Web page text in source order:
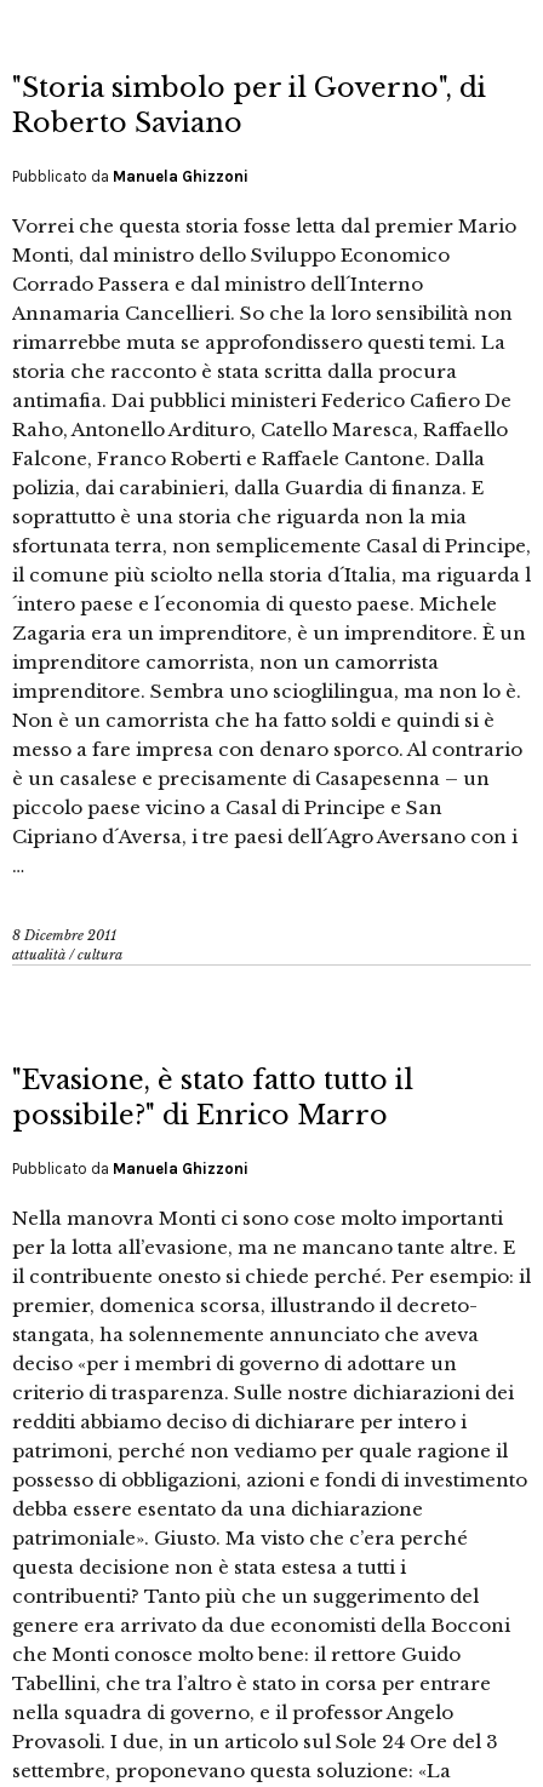
"Storia simbolo per il Governo", di
Roberto Saviano
Pubblicato da Manuela Ghizzoni
Vorrei che questa storia fosse letta dal premier Mario
Monti, dal ministro dello Sviluppo Economico
Corrado Passera e dal ministro dell´Interno
Annamaria Cancellieri. So che la loro sensibilità non
rimarrebbe muta se approfondissero questi temi. La
storia che racconto è stata scritta dalla procura
antimafia. Dai pubblici ministeri Federico Cafiero De
Raho, Antonello Ardituro, Catello Maresca, Raffaello
Falcone, Franco Roberti e Raffaele Cantone. Dalla
polizia, dai carabinieri, dalla Guardia di finanza. E
soprattutto è una storia che riguarda non la mia
sfortunata terra, non semplicemente Casal di Principe,
il comune più sciolto nella storia d´Italia, ma riguarda l
´intero paese e l´economia di questo paese. Michele
Zagaria era un imprenditore, è un imprenditore. È un
imprenditore camorrista, non un camorrista
imprenditore. Sembra uno scioglilingua, ma non lo è.
Non è un camorrista che ha fatto soldi e quindi si è
messo a fare impresa con denaro sporco. Al contrario
è un casalese e precisamente di Casapesenna – un
piccolo paese vicino a Casal di Principe e San
Cipriano d´Aversa, i tre paesi dell´Agro Aversano con i
…
8 Dicembre 2011
attualità /cultura
"Evasione, è stato fatto tutto il
possibile?" di Enrico Marro
Pubblicato da Manuela Ghizzoni
Nella manovra Monti ci sono cose molto importanti
per la lotta all’evasione, ma ne mancano tante altre. E
il contribuente onesto si chiede perché. Per esempio: il
premier, domenica scorsa, illustrando il decreto-
stangata, ha solennemente annunciato che aveva
deciso «per i membri di governo di adottare un
criterio di trasparenza. Sulle nostre dichiarazioni dei
redditi abbiamo deciso di dichiarare per intero i
patrimoni, perché non vediamo per quale ragione il
possesso di obbligazioni, azioni e fondi di investimento
debba essere esentato da una dichiarazione
patrimoniale». Giusto. Ma visto che c’era perché
questa decisione non è stata estesa a tutti i
contribuenti? Tanto più che un suggerimento del
genere era arrivato da due economisti della Bocconi
che Monti conosce molto bene: il rettore Guido
Tabellini, che tra l’altro è stato in corsa per entrare
nella squadra di governo, e il professor Angelo
Provasoli. I due, in un articolo sul Sole 24 Ore del 3
settembre, proponevano questa soluzione: «La